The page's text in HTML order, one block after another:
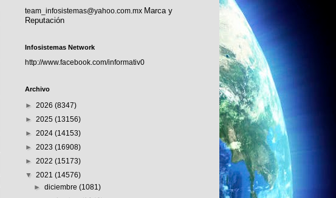
team_infosistemas@yahoo.com.mx Marca y
Reputación
Infosistemas Network
http://www.facebook.com/informativ0
Archivo
► 2026 (8347)
► 2025 (13156)
► 2024 (14153)
► 2023 (16908)
► 2022 (15173)
▼ 2021 (14576)
►diciembre(1081)